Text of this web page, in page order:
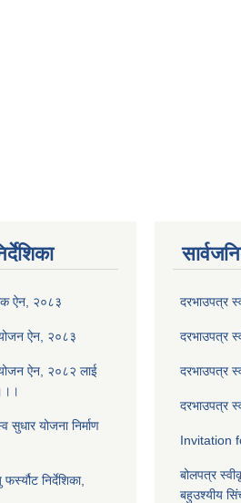
ऐन, २०८३
ऐन, २०८३
ऐन, २०८२ लाई
सुधार योजना निर्माण
निर्देशिका,
दरभाउपत्र
दरभाउपत्र
दरभाउपत्र
दरभाउपत्र
Invitation
बोलपत्र
बहुउश्यीय